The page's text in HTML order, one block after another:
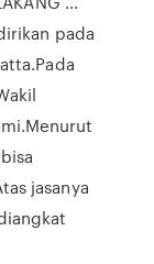
pada
jasanya